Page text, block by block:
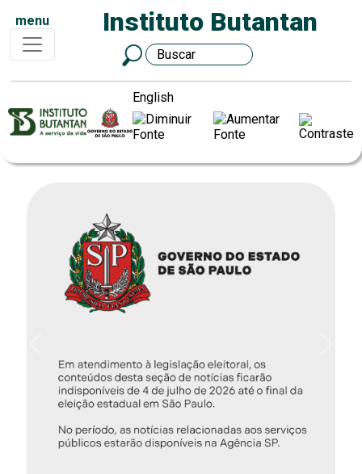
menu Instituto Butantan
English